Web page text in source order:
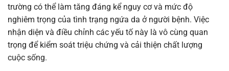
trường có thể làm tăng đáng kể nguy cơ và mức độ
nghiêm trọng của tình trạng ngứa da ở người bệnh. Việc
nhận diện và điều chỉnh các yếu tố này là vô cùng quan
trọng để kiểm soát triệu chứng và cải thiện chất lượng
cuộc sống.